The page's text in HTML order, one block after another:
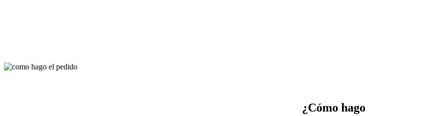
¿Cómo hago